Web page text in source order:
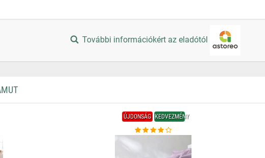
További információkért az eladótól
ÚJDONSÁG KEDVEZMÉNY